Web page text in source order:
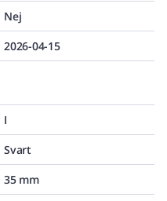
Nej
2026-04-15
I
Svart
35 mm